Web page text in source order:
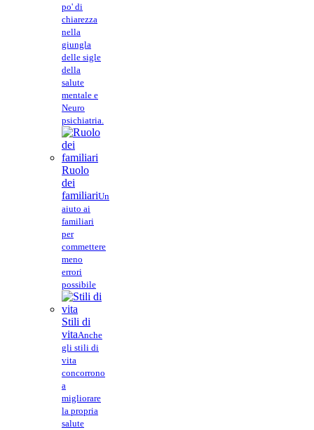
po' di
chiarezza
nella
giungla
delle sigle
della
salute
mentale e
Neuro
psichiatria.
Ruolo
dei
familiariUn
aiuto ai
familiari
per
commettere
meno
errori
possibile
Stili di
vitaAnche
gli stili di
vita
concorrono
a
migliorare
la propria
salute